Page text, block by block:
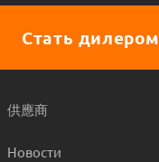
Стать дилером
供應商
Новости